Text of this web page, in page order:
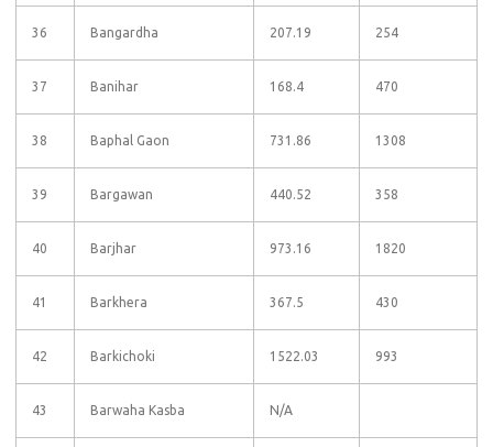
36 Bangardha 207.19 254
37 Banihar 168.4 470
38 Baphal Gaon 731.86 1308
39 Bargawan 440.52 358
40 Barjhar 973.16 1820
41 Barkhera 367.5 430
42 Barkichoki 1522.03 993
43 Barwaha Kasba N/A